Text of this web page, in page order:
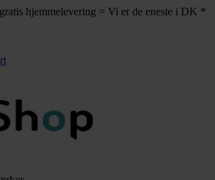
hjemmelevering = Vi er de eneste i DK *